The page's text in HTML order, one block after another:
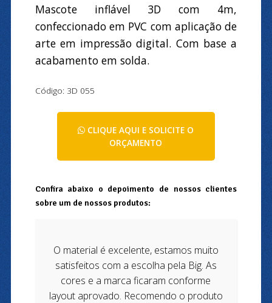
Mascote inflável 3D com 4m,
confeccionado em PVC com aplicação de
arte em impressão digital. Com base a
acabamento em solda.
Código: 3D 055
CLIQUE AQUI E SOLICITE O
ORÇAMENTO
Confira abaixo o depoimento de nossos clientes
sobre um de nossos produtos:
O material é excelente, estamos muito
satisfeitos com a escolha pela Big. As
cores e a marca ficaram conforme
layout aprovado. Recomendo o produto